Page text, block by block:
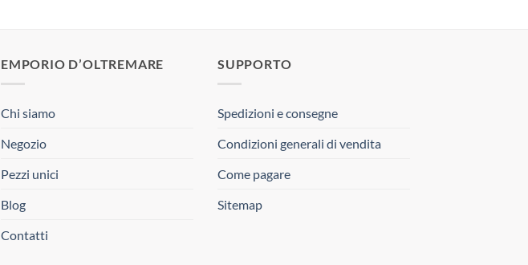
EMPORIO D’OLTREMARE
Chi siamo
Negozio
Pezzi unici
Blog
Contatti
SUPPORTO
Spedizioni e consegne
Condizioni generali di vendita
Come pagare
Sitemap